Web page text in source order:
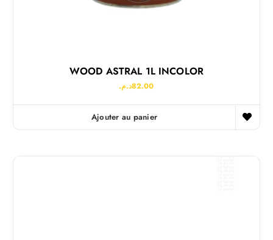
WOOD ASTRAL 1L INCOLOR
82.00د.م.
Ajouter au panier